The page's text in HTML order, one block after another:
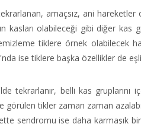
amaçsız, ani hareketler
kasları olabileceği gibi diğer kas
tiklere örnek olabilecek
ise tiklere başka özellikler de
tekrarlanır, belli kas
görülen tikler zaman zaman
sendromu ise daha karmaşık